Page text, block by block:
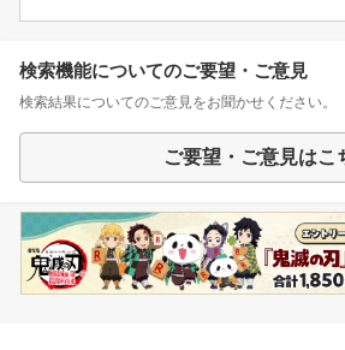
検索機能についてのご要望・ご意見
検索結果についてのご意見をお聞かせください。
ご要望・ご意見はこ